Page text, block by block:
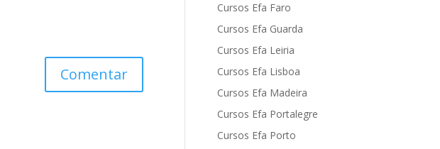
Cursos Efa Faro
Cursos Efa Guarda
Cursos Efa Leiria
Cursos Efa Lisboa
Cursos Efa Madeira
Cursos Efa Portalegre
Cursos Efa Porto